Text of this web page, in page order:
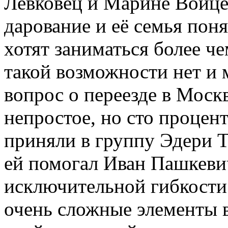
дарование и её семья
хотят заниматься более
такой возможности нет
вопрос о переезде в
непростое, но сто
приняли в группу Эдери
ей помогал Иван
исключительной
очень сложные элементы